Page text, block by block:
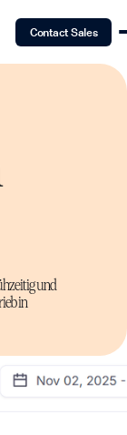
Contact Sales
und
in